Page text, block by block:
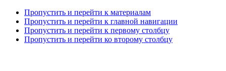
Пропустить и перейти к материалам
Пропустить и перейти к главной навигации
Пропустить и перейти к первому столбцу
Пропустить и перейти ко второму столбцу